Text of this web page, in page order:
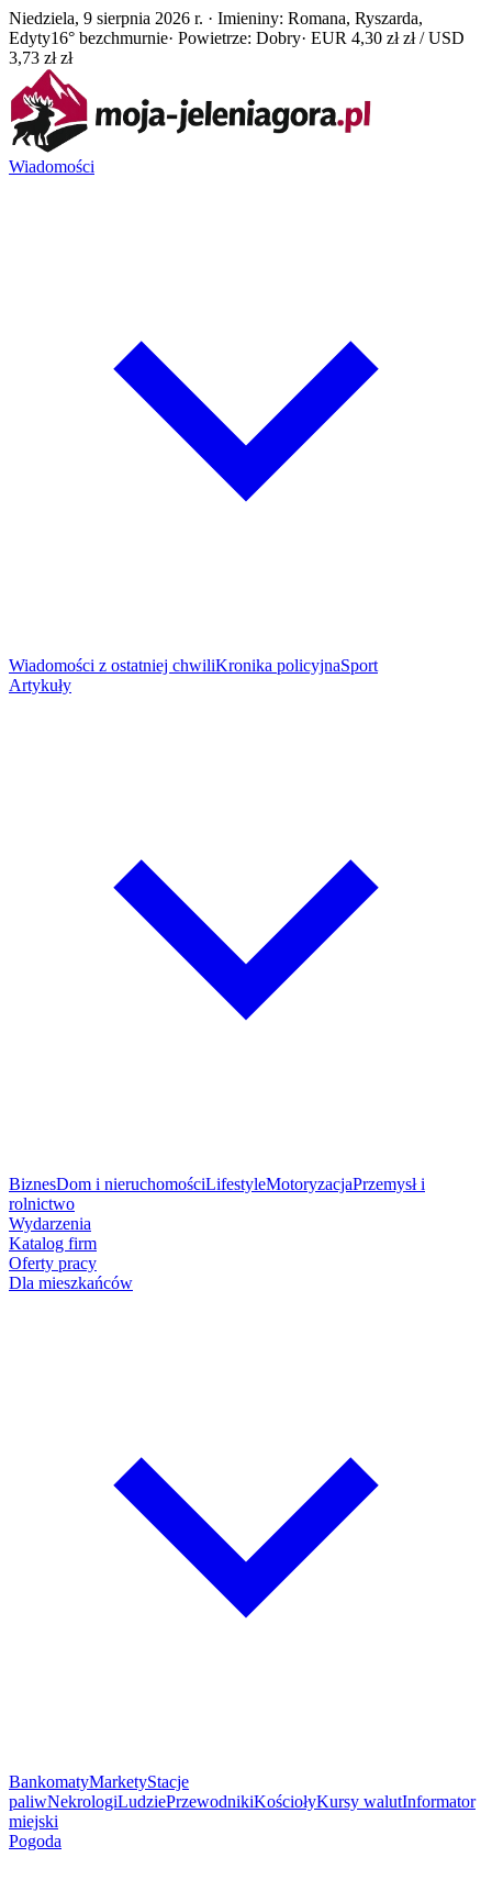
Niedziela, 9 sierpnia 2026 r. · Imieniny: Romana, Ryszarda,
Edyty16° bezchmurnie· Powietrze: Dobry· EUR 4,30 zł zł / USD
3,73 zł zł
Wiadomości
Wiadomości z ostatniej chwiliKronika policyjnaSport
Artykuły
BiznesDom i nieruchomościLifestyleMotoryzacjaPrzemysł i
rolnictwo
Wydarzenia
Katalog firm
Oferty pracy
Dla mieszkańców
BankomatyMarketyStacje
paliwNekrologiLudziePrzewodnikiKościołyKursy walutInformator
miejski
Pogoda